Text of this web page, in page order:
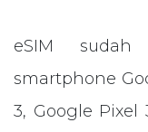
eSIM
smartphone
3, Google Pixel